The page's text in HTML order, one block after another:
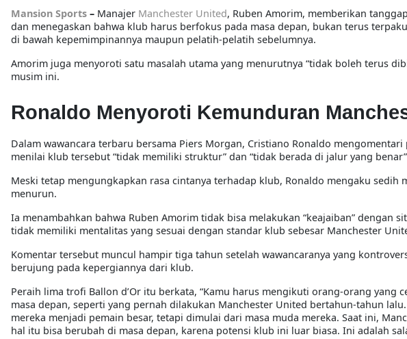
Mansion Sports – Manajer Manchester United, Ruben Amorim, memberikan
dan menegaskan bahwa klub harus berfokus pada masa depan, bukan terus
di bawah kepemimpinannya maupun pelatih-pelatih sebelumnya.
Amorim juga menyoroti satu masalah utama yang menurutnya “tidak boleh terus
musim ini.
Ronaldo Menyoroti Kemunduran
Dalam wawancara terbaru bersama Piers Morgan, Cristiano Ronaldo
menilai klub tersebut “tidak memiliki struktur” dan “tidak berada di jalur yang
Meski tetap mengungkapkan rasa cintanya terhadap klub, Ronaldo mengaku
menurun.
Ia menambahkan bahwa Ruben Amorim tidak bisa melakukan “keajaiban” dengan
tidak memiliki mentalitas yang sesuai dengan standar klub sebesar Manchester
Komentar tersebut muncul hampir tiga tahun setelah wawancaranya yang
berujung pada kepergiannya dari klub.
Peraih lima trofi Ballon d’Or itu berkata, “Kamu harus mengikuti orang-orang yang
masa depan, seperti yang pernah dilakukan Manchester United bertahun-tahun
mereka menjadi pemain besar, tetapi dimulai dari masa muda mereka. Saat ini,
hal itu bisa berubah di masa depan, karena potensi klub ini luar biasa. Ini adalah